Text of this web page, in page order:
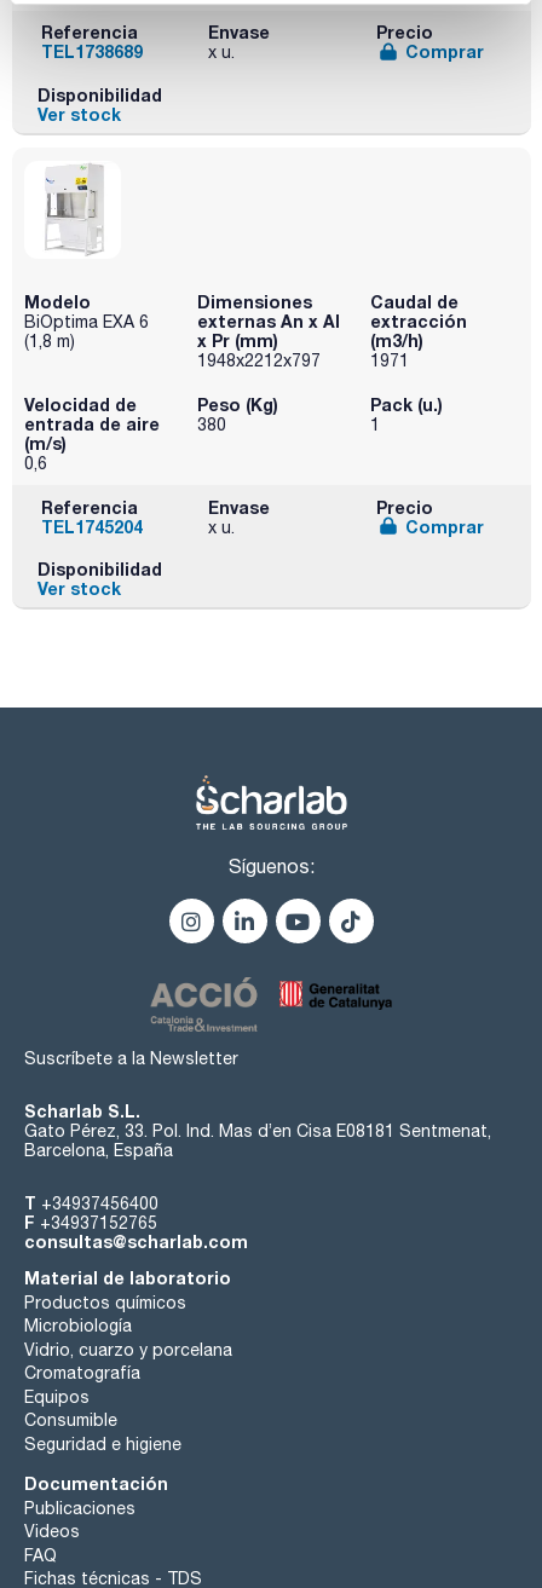
Referencia
TEL1738689
Envase
x u.
Precio
Comprar
Disponibilidad
Ver stock
Modelo
BiOptima EXA 6
(1,8 m)
Dimensiones
externas An x Al
x Pr (mm)
1948x2212x797
Caudal de
extracción
(m3/h)
1971
Velocidad de
entrada de aire
(m/s)
0,6
Peso (Kg)
380
Pack (u.)
1
Referencia
TEL1745204
Envase
x u.
Precio
Comprar
Disponibilidad
Ver stock
Síguenos:
Suscríbete a la Newsletter
Scharlab S.L.
Gato Pérez, 33. Pol. Ind. Mas d’en Cisa E08181 Sentmenat,
Barcelona, España
T +34937456400
F +34937152765
consultas@scharlab.com
Material de laboratorio
Productos químicos
Microbiología
Vidrio, cuarzo y porcelana
Cromatografía
Equipos
Consumible
Seguridad e higiene
Documentación
Publicaciones
Videos
FAQ
Fichas técnicas - TDS